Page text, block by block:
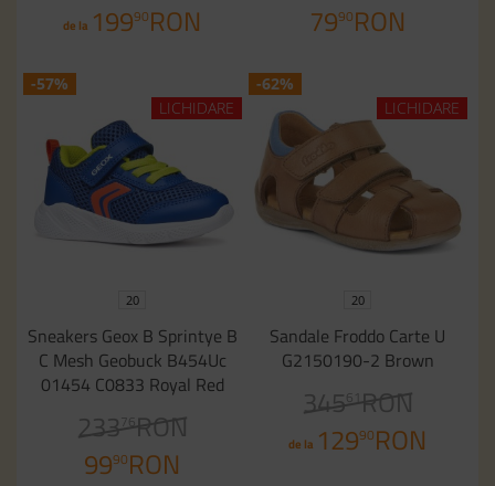
de la 19990RON
7990RON
-57%
LICHIDARE
20
Sneakers Geox B Sprintye B
C Mesh Geobuck B454Uc
01454 C0833 Royal Red
233 76
RON
9990RON
-62%
LICHIDARE
20
Sandale Froddo Carte U
G2150190-2 Brown
345 61RON
de la 12990RON